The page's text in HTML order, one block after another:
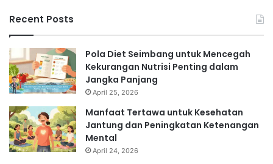
Recent Posts
Pola Diet Seimbang untuk Mencegah
Kekurangan Nutrisi Penting dalam
Jangka Panjang
April 25, 2026
Manfaat Tertawa untuk Kesehatan
Jantung dan Peningkatan Ketenangan
Mental
April 24, 2026